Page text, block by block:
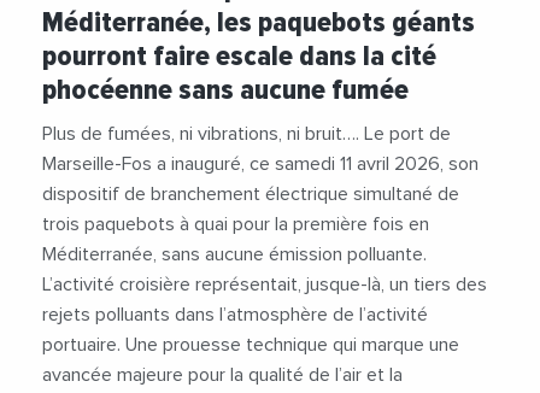
#LaurentLhardit
#NicolasIsnard
#PhilippeTabarot
#PortDeMarseilleFos
#RegionSudProvenceAlpesCoteDAzur
Méditerranée, les paquebots géants
pourront faire escale dans la cité
phocéenne sans aucune fumée
Plus de fumées, ni vibrations, ni bruit…. Le port de
Marseille-Fos a inauguré, ce samedi 11 avril 2026, son
dispositif de branchement électrique simultané de
trois paquebots à quai pour la première fois en
Méditerranée, sans aucune émission polluante.
L’activité croisière représentait, jusque-là, un tiers des
rejets polluants dans l’atmosphère de l’activité
portuaire. Une prouesse technique qui marque une
avancée majeure pour la qualité de l’air et la